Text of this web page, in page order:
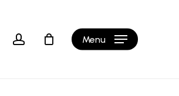
searchaccount Menu Cart